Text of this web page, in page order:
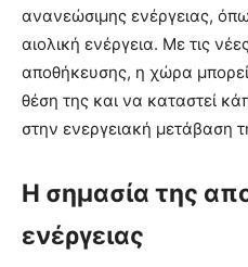
ανανεώσιμης ενέργειας,
αιολική ενέργεια. Με τις
αποθήκευσης, η χώρα
θέση της και να καταστεί
στην ενεργειακή μετάβαση
Η σημασία της
ενέργειας